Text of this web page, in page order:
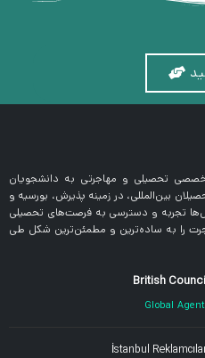
تحصیلی و مهاجرتی به دانشجویان
بین‌المللی، در زمینه پذیرش، بورسیه و
تجربه و دسترسی به فرصت‌های تحصیلی
را به ساده‌ترین و مطمئن‌ترین شکل طی
Global